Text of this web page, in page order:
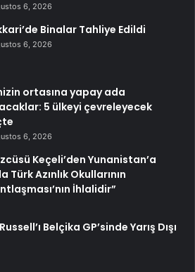
6, 2026
Binalar Tahliye Edildi
6, 2026
ortasına yapay ada
5 ülkeyi çevreleyecek
6, 2026
Keçeli’den Yunanistan’a
Türk Azınlık Okullarının
İhlalidir”
Belçika GP’sinde Yarış Dışı